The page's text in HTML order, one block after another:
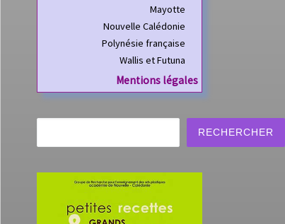
Mayotte
Nouvelle Calédonie
Polynésie française
Wallis et Futuna
Mentions légales
RECHERCHER